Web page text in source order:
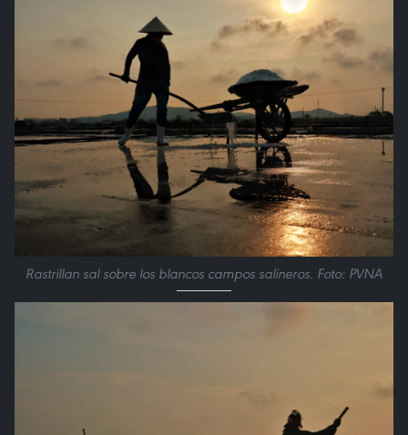
Rastrillan sal sobre los blancos campos salineros. Foto: PVNA